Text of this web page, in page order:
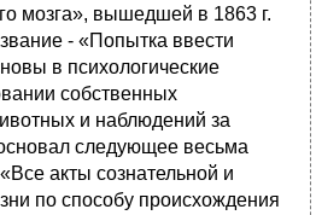
мозга», вышедшей в 1863 г.
- «Попытка ввести
в психологические
собственных
и наблюдений за
следующее весьма
акты сознательной и
по способу происхождения